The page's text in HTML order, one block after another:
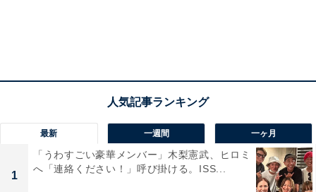
最新 一週間 一ヶ月
1
「うわすごい豪華メンバー」木梨憲武、ヒロミ
へ「連絡ください！」呼び掛ける。ISS...